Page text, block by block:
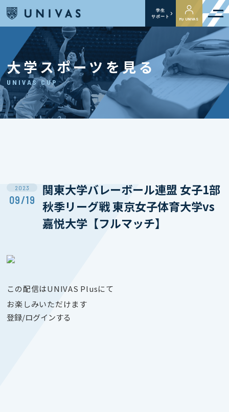
学生
サポート
My UNIVAS
大学スポーツを見る
UNIVAS CUP
2023
09/19
関東大学バレーボール連盟 女子1部
秋季リーグ戦 東京女子体育大学vs
嘉悦大学【フルマッチ】
この配信はUNIVAS Plusにて
お楽しみいただけます
登録/ログインする